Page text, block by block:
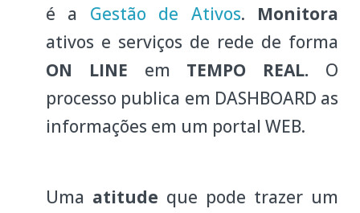
é a Gestão de Ativos. Monitora
ativos e serviços de rede de forma
ON LINE em TEMPO REAL. O
processo publica em DASHBOARD as
informações em um portal WEB.
Uma atitude que pode trazer um